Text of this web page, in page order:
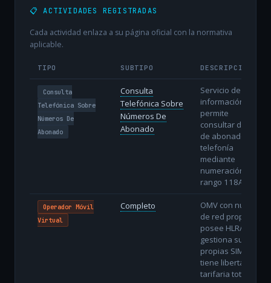
📋 ACTIVIDADES REGISTRADAS
Cada actividad enlaza a su página oficial con la normativa
aplicable.
TIPO SUBTIPO DESCRIPCIÓN
Consulta
Telefónica Sobre
Números De
Abonado
Consulta
Telefónica Sobre
Números De
Abonado
Servicio de
información que
permite
consultar datos
de abonados de
telefonía
mediante
numeración del
rango 118AB.
Operador Móvil
Virtual
Completo
OMV con núcleo
de red propio:
posee HLR/HSS,
gestiona sus
propias SIMs y
tiene libertad
tarifaria total.